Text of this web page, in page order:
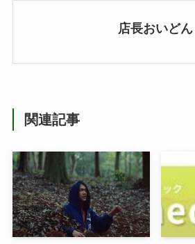
店長おいどん
関連記事